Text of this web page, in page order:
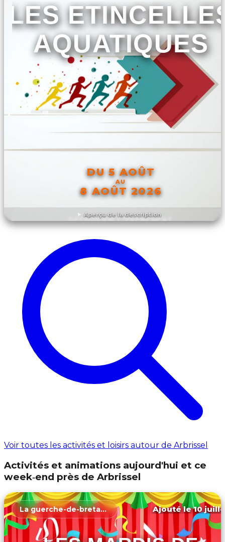
Aperçu de la description
LES
AQUATIQUES
DU 5 AOÛT
AU
8 AOÛT 2026
DÉCOUVRIR L'ÉVÉNEMENT
Voir toutes les activités et loisirs autour de Arbrissel
Activités et animations aujourd'hui et ce
week‑end près de Arbrissel
La guerche-de-bretagne Ajouté le 10